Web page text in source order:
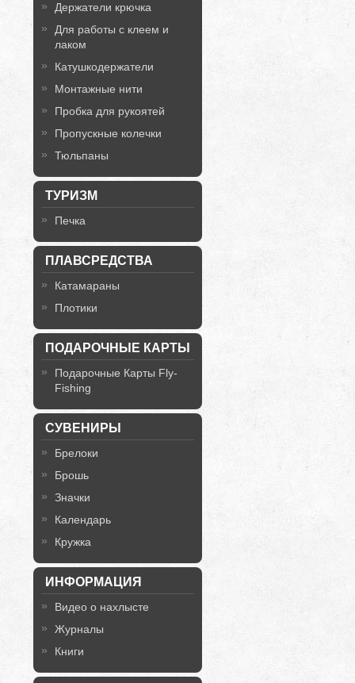
Держатели крючка
Для работы с клеем и
лаком
Катушкодержатели
Монтажные нити
Пробка для рукоятей
Пропускные колечки
Тюльпаны
ТУРИЗМ
Печка
ПЛАВСРЕДСТВА
Катамараны
Плотики
ПОДАРОЧНЫЕ КАРТЫ
Подарочные Карты Fly-
Fishing
СУВЕНИРЫ
Брелоки
Брошь
Значки
Календарь
Кружка
ИНФОРМАЦИЯ
Видео о нахлысте
Журналы
Книги